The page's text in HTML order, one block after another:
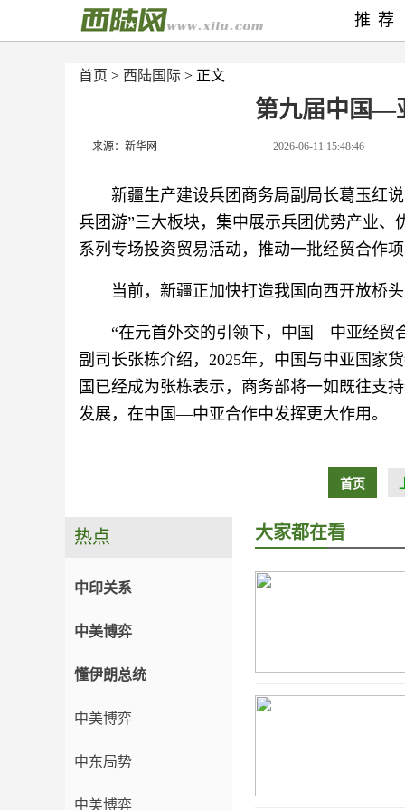
首页 > 西陆国际 > 正文
第九届中国—
来源：新华网 2026-06-11 15:48:46
新疆生产建设兵团商务局副局长葛玉红
兵团游”三大板块，集中展示兵团优势产业
系列专场投资贸易活动，推动一批经贸合作
当前，新疆正加快打造我国向西开放桥
“在元首外交的引领下，中国—中亚经贸
副司长张栋介绍，2025年，中国与中亚国家
国已经成为张栋表示，商务部将一如既往支
发展，在中国—中亚合作中发挥更大作用。
首页
推荐
热点
中印关系
中美博弈
懂伊朗总统
中美博弈
中东局势
中美博弈
大家都在看